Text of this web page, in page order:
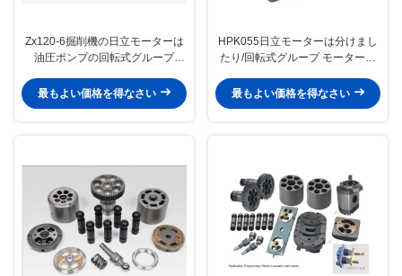
Zx120-6掘削機の日立モーターは
油圧ポンプの回転式グループ
最もよい価格を得なさい
HPK055日立モーターは分けまし
たり/回転式グループ モーター修
最もよい価格を得なさい